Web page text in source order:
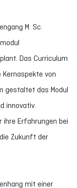
M. Sc.
Das Curriculum
von
gestaltet das Modul
innovativ.
Erfahrungen bei
Zukunft der
mit einer